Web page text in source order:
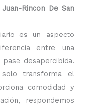
Rincon De San
es un aspecto
entre una
desapercibida.
solo transforma el
comodidad y
respondemos